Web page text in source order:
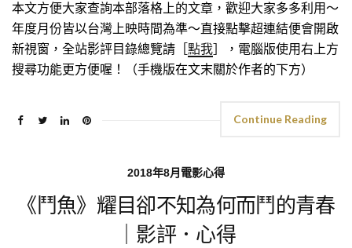
本文方便大家查詢本部落格上的文章，歡迎大家多多利用～
年度月份皆以台灣上映時間為準～直接點擊超連結便會開啟
新視窗，全站影評目錄總覽請［ 點我 ］，電腦版使用右上方
搜尋功能更方便喔！（手機版在文末關於作者的下方）
Continue Reading
2018年8月電影心得
《鬥魚》耀目卻不知為何而鬥的青春
｜影評．心得